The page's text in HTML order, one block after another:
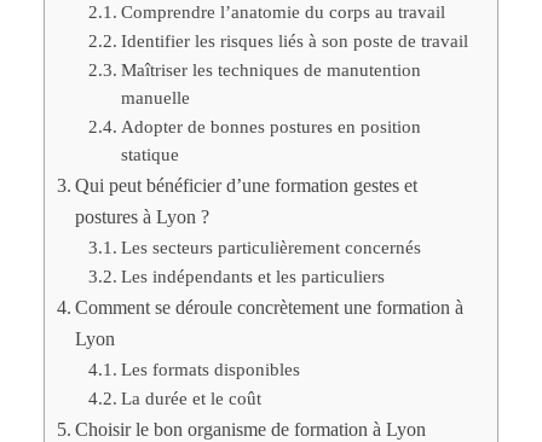
Comprendre l’anatomie du corps au travail
Identifier les risques liés à son poste de travail
Maîtriser les techniques de manutention
manuelle
Adopter de bonnes postures en position
statique
Qui peut bénéficier d’une formation gestes et
postures à Lyon ?
Les secteurs particulièrement concernés
Les indépendants et les particuliers
Comment se déroule concrètement une formation à
Lyon
Les formats disponibles
La durée et le coût
Choisir le bon organisme de formation à Lyon